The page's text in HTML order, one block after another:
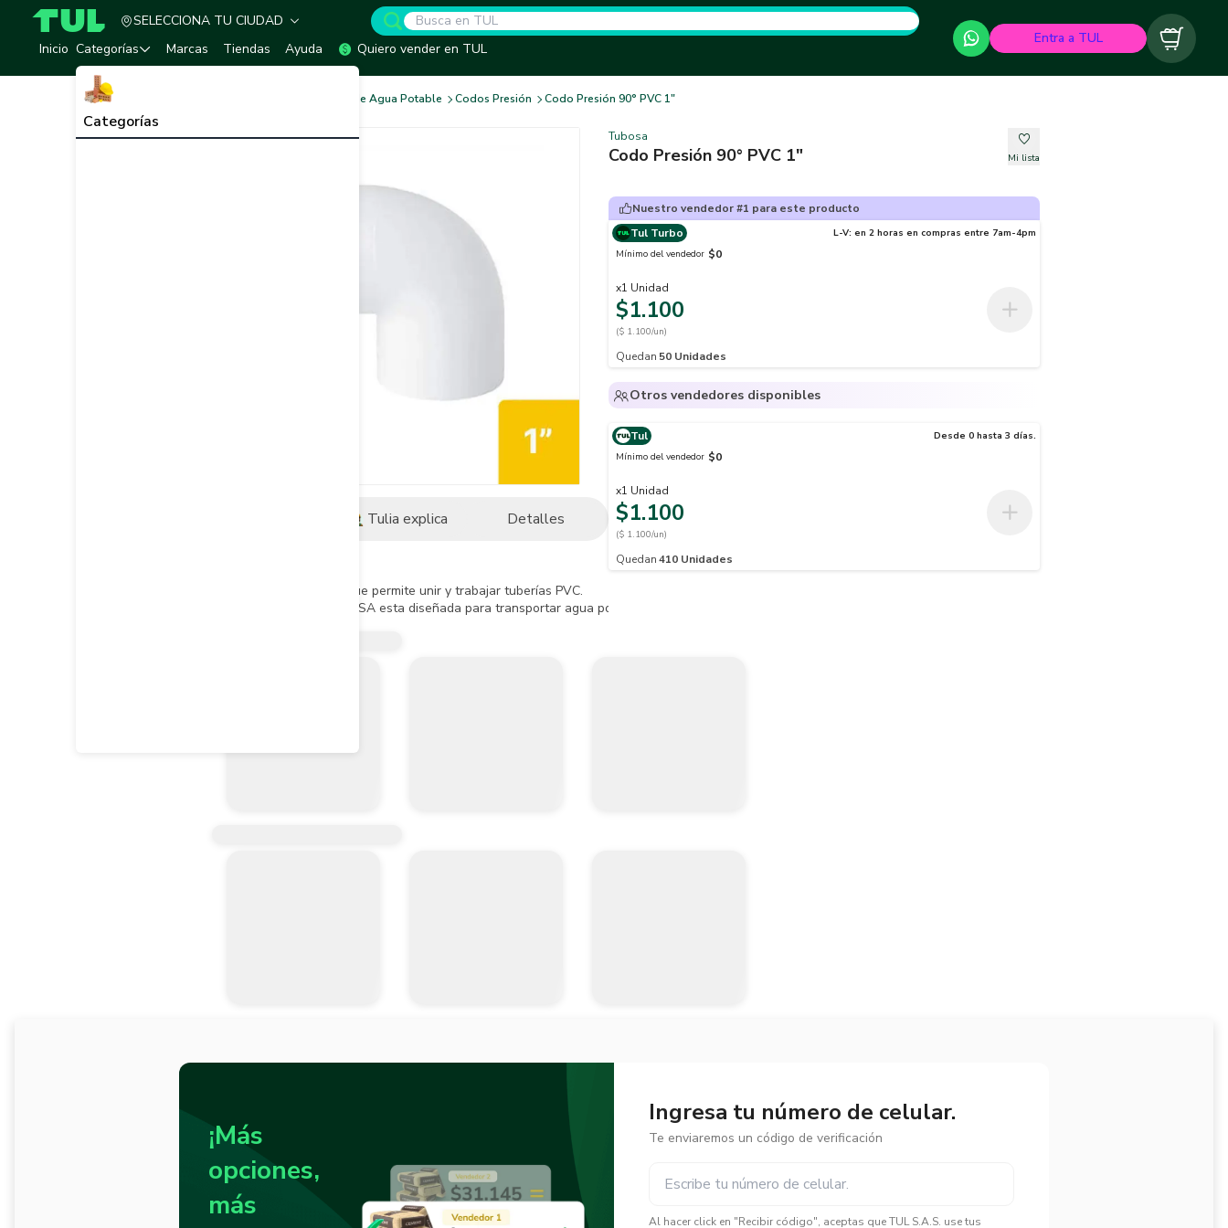
TUL - Tu Marketplace de Construcción
SELECCIONA TU CIUDAD
Inicio Categorías
Categorías
Marcas Tiendas Ayuda Quiero vender en TUL
Entra a TUL Carrito
Redes de Agua Potable Codos Presión Codo Presión 90° PVC 1"
Tulia explica Detalles
Accesorio complementario que permite unir y trabajar tuberías PVC.
El sistema presión lisa TUBOSA esta diseñada para transportar agua potables de manera rápida y seguridad, sus propiedades permiten soportar altas presiones de trabajo y
Tubosa
Codo Presión 90° PVC 1" Mi lista
Nuestro vendedor #1 para este producto
Tul Turbo
L-V: en 2 horas en compras entre 7am-4pm
Mínimo del vendedor $0
x1 Unidad
$1.100
($ 1.100/un)
Quedan 50 Unidades
Otros vendedores disponibles
Tul
Desde 0 hasta 3 días.
Mínimo del vendedor $0
x1 Unidad
$1.100
($ 1.100/un)
Quedan410 Unidades
¡Más
opciones,
más
Ingresa tu número de celular.
Te enviaremos un código de verificación
Al hacer click en "Recibir código", aceptas que TUL S.A.S. use tus